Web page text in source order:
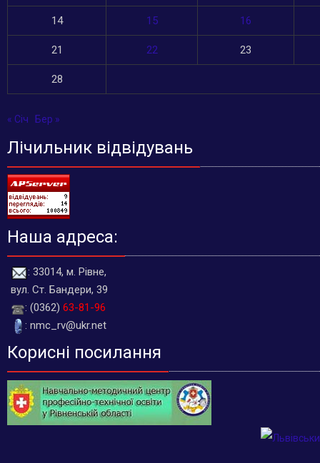
14 15 16
21 22 23
28
« Січ Бер »
Лічильник відвідувань
Наша адреса:
: 33014, м. Рівне,
вул. Ст. Бандери, 39
: (0362) 63-81-96
: nmc_rv@ukr.net
Корисні посилання